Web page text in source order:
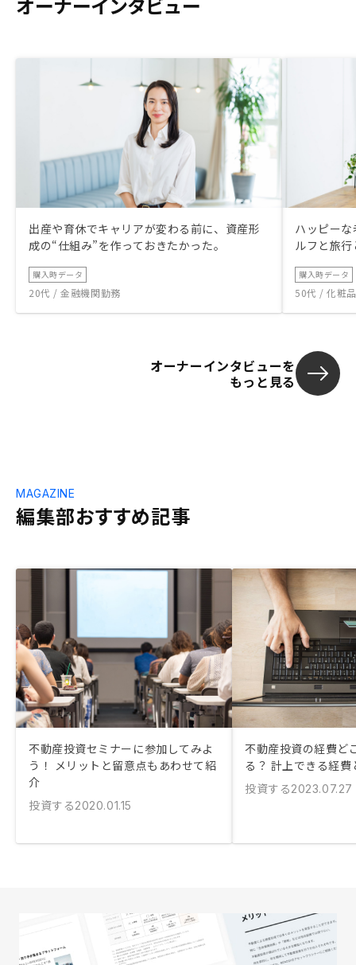
出産や育休でキャリアが変わる前に、資産形
成の“仕組み”を作っておきたかった。
購入時データ
20代 / 金融機関勤務
ハッピー
ルフと旅
購入時データ
50代 / 化粧
オーナーインタビューを
もっと見る
編集部おすすめ記事
MAGAZINE
不動産投資セミナーに参加してみよ
う！ メリットと留意点もあわせて紹
介
投資する2020.01.15
不動産投資の経費ど
る？ 計上できる経費
投資する2023.07.27